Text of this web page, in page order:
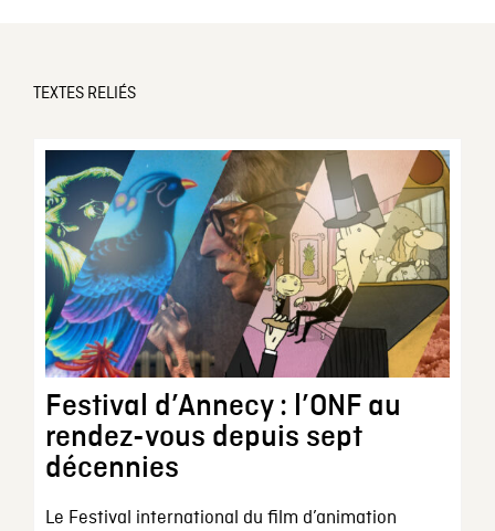
TEXTES RELIÉS
Festival d’Annecy : l’ONF au
rendez-vous depuis sept
décennies
Le Festival international du film d’animation